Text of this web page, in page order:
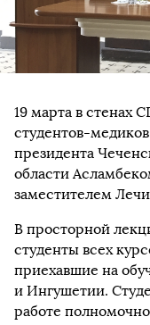
19 марта в стенах
студентов-
президента
области
заместителем
В просторной
студенты всех
приехавшие на
и Ингушетии.
работе